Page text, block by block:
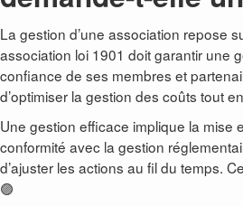
La gestion d’une association repose
association loi 1901 doit garantir une
confiance de ses membres et
d’optimiser la gestion des coûts tout
Une gestion efficace implique la mise
conformité avec la gestion
d’ajuster les actions au fil du temps.
🟣